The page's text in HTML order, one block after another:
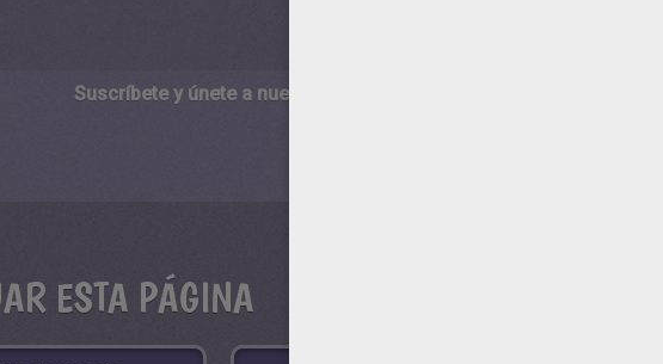
Suscríbete y únete a nuestro canal de vídeos para niños en Youtube:
ESTA PÁGINA